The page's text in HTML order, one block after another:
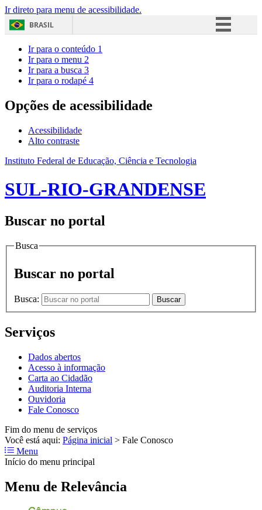
Ir direto para menu de acessibilidade.
BRASIL
Acesso à informação
Ir para o conteúdo 1
Ir para o menu 2
Ir para a busca 3
Ir para o rodapé 4
Opções de acessibilidade
Acessibilidade
Alto contraste
Instituto Federal de Educação, Ciência e Tecnologia
SUL-RIO-GRANDENSE
Buscar no portal
Busca
Buscar no portal
Busca: Buscar
Serviços
Dados abertos
Acesso à informação
Carta ao Cidadão
Auditoria Interna
Ouvidoria
Fale Conosco
Fim do menu de serviços
Você está aqui: Página inicial > Fale Conosco
Menu
Início do menu principal
Menu de Relevância